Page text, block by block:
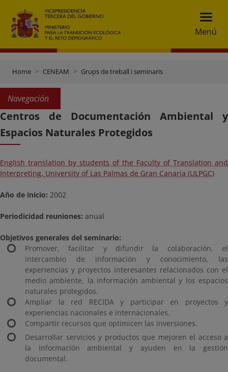
Menú
Home CENEAM Grups de treball i seminaris
Navegación
Centros de Documentación Ambiental y
Espacios Naturales Protegidos
English translation by students of the Faculty of Translation and
Interpreting, University of Las Palmas de Gran Canaria (ULPGC)
Año de inicio: 2002
Periodicidad reuniones: anual
Objetivos generales del seminario:
Promover, facilitar y difundir la colaboración, el
intercambio de información y conocimiento, las
experiencias y proyectos interesantes relacionados con el
medio ambiente, la información ambiental y los espacios
naturales protegidos.
Ampliar la red RECIDA y participar en proyectos y
experiencias nacionales e internacionales.
Compartir recursos que optimicen las inversiones.
Desarrollar servicios y productos que mejoren el acceso a
la información ambiental y ayuden en la gestión
documental.